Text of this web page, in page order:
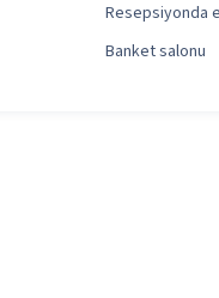
Resepsiyonda
Banket salonu